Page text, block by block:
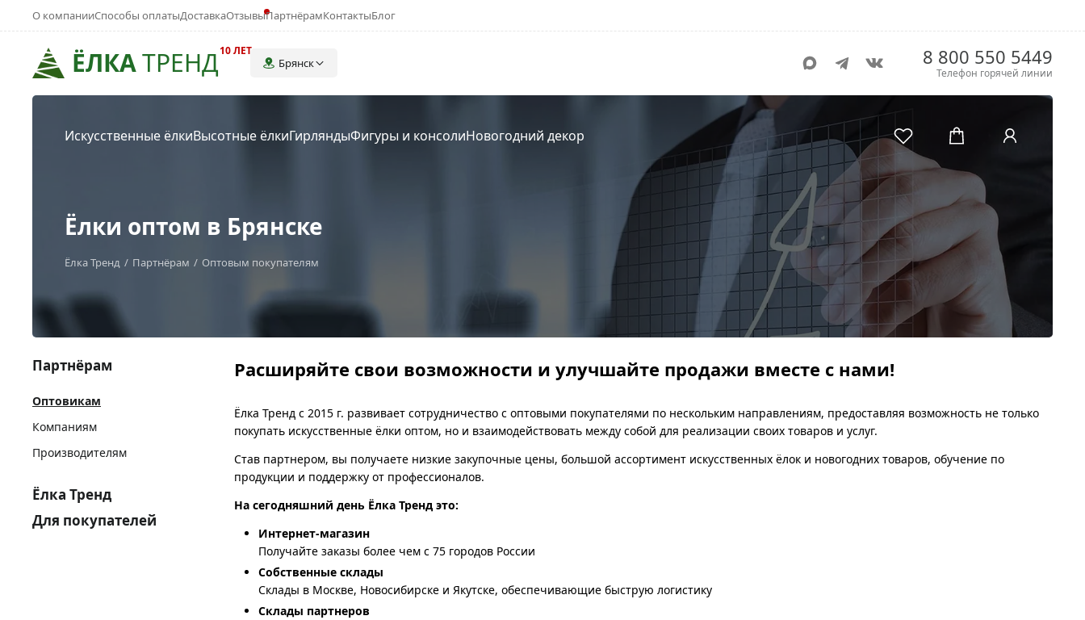
ЁЛКАТРЕНД10 ЛЕТ
Брянск
О компанииСпособы оплатыДоставкаОтзывыПартнёрамКонтактыБлог
8 800 550 5449
Телефон горячей линии
Искусственные ёлкиВысотные ёлкиГирляндыФигуры и консолиНовогодний декор
Ёлки оптом в Брянске
Ёлка Тренд Партнёрам Оптовым покупателям
Партнёрам
Оптовикам
Компаниям
Производителям
Ёлка Тренд
Для покупателей
Расширяйте свои возможности и улучшайте продажи вместе с нами!
Ёлка Тренд с 2015 г. развивает сотрудничество с оптовыми покупателями по нескольким направлениям, предоставляя возможность не только
покупать искусственные ёлки оптом, но и взаимодействовать между собой для реализации своих товаров и услуг.
Став партнером, вы получаете низкие закупочные цены, большой ассортимент искусственных ёлок и новогодних товаров, обучение по
продукции и поддержку от профессионалов.
На сегодняшний день Ёлка Тренд это:
Интернет-магазин
Получайте заказы более чем с 75 городов России
Собственные склады
Склады в Москве, Новосибирске и Якутске, обеспечивающие быструю логистику
Склады партнеров